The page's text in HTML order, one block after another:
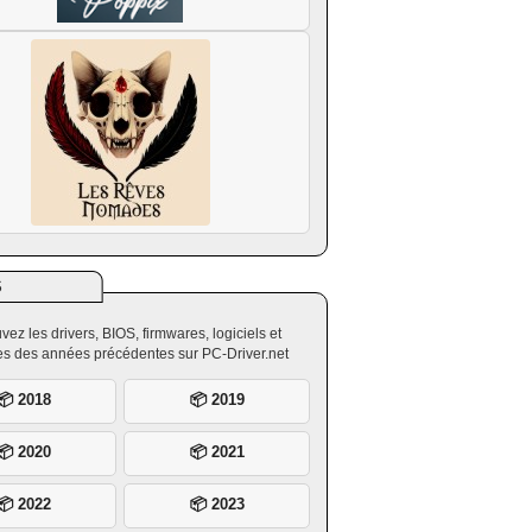
les drivers, BIOS, firmwares, logiciels et
des années précédentes sur PC-Driver.net
2018 📦 2019
2020 📦 2021
2022 📦 2023